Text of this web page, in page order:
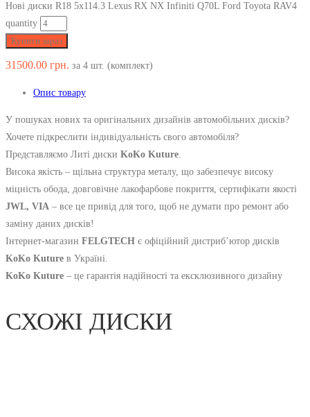
Нові диски R18 5x114.3 Lexus RX NX Infiniti Q70L Ford Toyota RAV4
quantity
Купити зараз
31500.00 грн. за 4 шт. (комплект)
Опис товару
У пошуках нових та оригінальних дизайнів автомобільних дисків?
Хочете підкреслити індивідуальність свого автомобіля?
Представляємо Литі диски KoKo Kuture.
Висока якість – щільна структура металу, що забезпечує високу
міцність обода, довговічне лакофарбове покриття, сертифікати якості
JWL, VIA – все це привід для того, щоб не думати про ремонт або
заміну даних дисків!
Інтернет-магазин FELGTECH є офіційний дистриб’ютор дисків
KoKo Kuture в Україні.
KoKo Kuture – це гарантія надійності та ексклюзивного дизайну
СХОЖІ ДИСКИ